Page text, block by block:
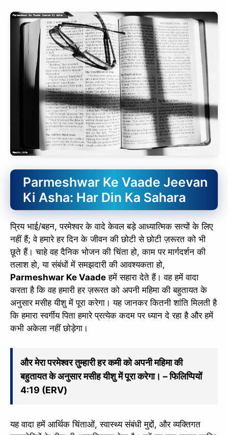
Parmeshwar Ke Vaade Jeevan
Ki Asha: Har Din Ka Sahara
प्रिय भाई/बहन, परमेश्वर के वादे केवल बड़े आध्यात्मिक सत्यों के लिए
नहीं हैं; वे हमारे हर दिन के जीवन की छोटी से छोटी ज़रूरत को भी
छूते हैं। चाहे वह दैनिक भोजन की चिंता हो, काम पर मार्गदर्शन की
तलाश हो, या संबंधों में समझदारी की आवश्यकता हो,
Parmeshwar Ke Vaade हमें सहारा देते हैं। वह हमें वादा
करता है कि वह हमारी हर ज़रूरत को अपनी महिमा की बहुतायत के
अनुसार मसीह यीशु में पूरा करेगा। यह जानकर कितनी शांति मिलती है
कि हमारा स्वर्गीय पिता हमारे प्रत्येक कदम पर ध्यान दे रहा है और हमें
कभी अकेला नहीं छोड़ेगा।
और मेरा परमेश्वर तुम्हारी हर कमी को अपनी महिमा की
बहुतायत के अनुसार मसीह यीशु में पूरा करेगा। – फिलिप्पियों
4:19 (ERV)
यह वादा हमें आर्थिक चिंताओं, स्वास्थ्य संबंधी मुद्दों, और व्यक्तिगत